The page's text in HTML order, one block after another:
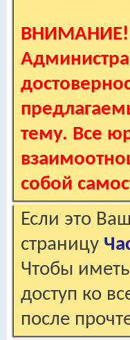
ВНИМАНИЕ!
тему. Все
собой
Если это
страницу
Чтобы
доступ ко
после